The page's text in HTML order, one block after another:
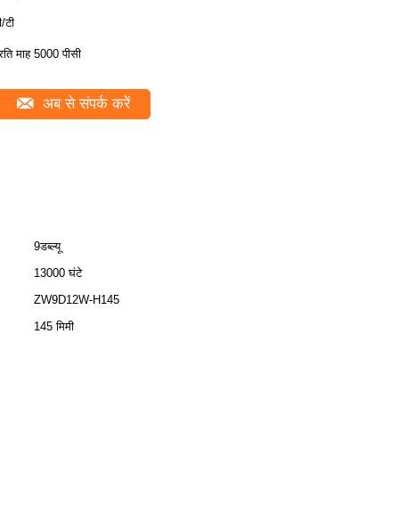
टी
माह 5000 पीसी
अब से संपर्क करें
9डब्ल्यू
13000 घंटे
ZW9D12W-H145
145 मिमी